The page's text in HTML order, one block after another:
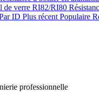
de verre RI82/RI80
ID Plus récent Populaire
professionnelle